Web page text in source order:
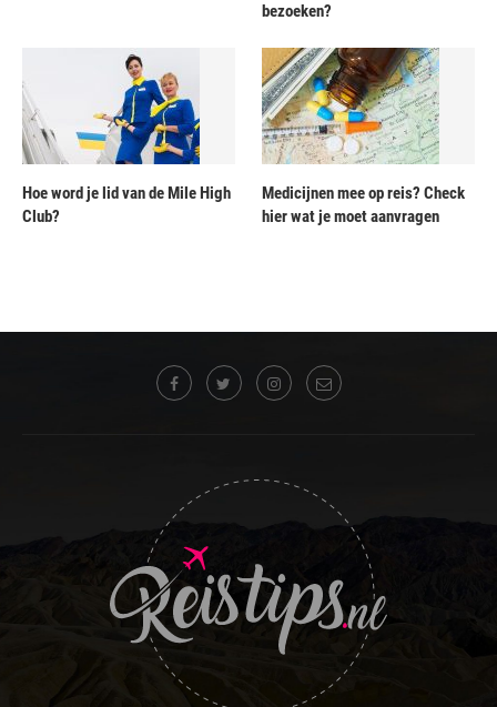
bezoeken?
Hoe word je lid van de Mile High
Club?
Medicijnen mee op reis? Check
hier wat je moet aanvragen